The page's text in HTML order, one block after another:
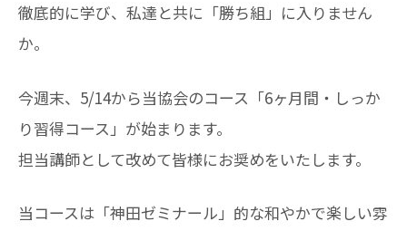
徹底的に学び、私達と共に「勝ち組」に入りません
か。
今週末、5/14から当協会のコース「6ヶ月間・しっか
り習得コース」が始まります。
担当講師として改めて皆様にお奨めをいたします。
当コースは「神田ゼミナール」的な和やかで楽しい雰